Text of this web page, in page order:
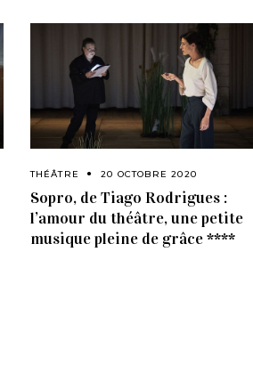
THÉÂTRE 20 OCTOBRE 2020
Sopro, de Tiago Rodrigues :
l’amour du théâtre, une petite
musique pleine de grâce ****